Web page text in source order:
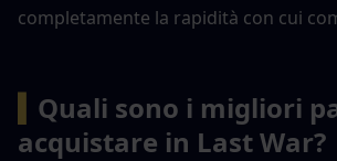
completamente la rapidità con cui
Quali sono i migliori
acquistare in Last War?